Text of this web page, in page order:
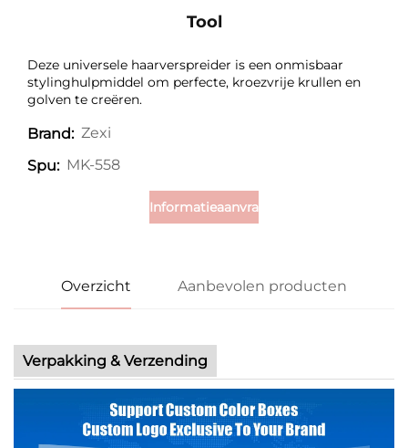
Tool
Deze universele haarverspreider is een onmisbaar
stylinghulpmiddel om perfecte, kroezvrije krullen en
golven te creëren.
Brand: Zexi
Spu: MK-558
Informatieaanvraag
Overzicht Aanbevolen producten
Verpakking & Verzending